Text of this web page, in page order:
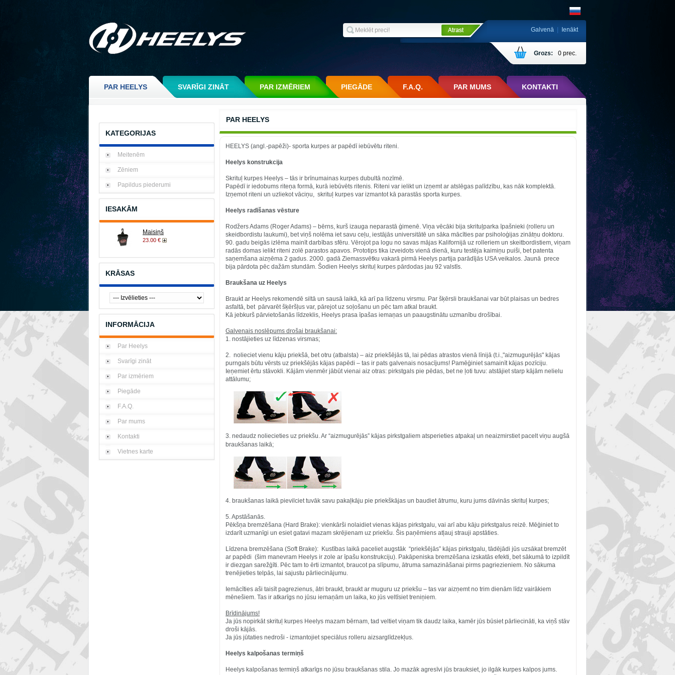
Galvenā Ienākt
Grozs: 0 prec.
PAR HEELYS SVARĪGI ZINĀT PAR IZMĒRIEM PIEGĀDE F.A.Q. PAR MUMS KONTAKTI
KATEGORIJAS
Meitenēm
Zēniem
Papildus piederumi
IESAKĀM
Maisiņš
23.00 €
KRĀSAS
INFORMĀCIJA
Par Heelys
Svarīgi zināt
Par izmēriem
Piegāde
F.A.Q.
Par mums
Kontakti
Vietnes karte
PAR HEELYS
HEELYS (angl.-papēži)- sporta kurpes ar papēdī iebūvētu riteni.
Heelys konstrukcija
Skrituļ kurpes Heelys – tās ir brīnumainas kurpes dubultā nozīmē.
Papēdī ir iedobums riteņa formā, kurā iebūvēts ritenis. Riteni var ielikt un izņemt ar atslēgas palīdzību, kas nāk komplektā.
Izņemot riteni un uzliekot vāciņu, skrituļ kurpes var izmantot kā parastās sporta kurpes.
Heelys radīšanas vēsture
Rodžers Adams (Roger Adams) – bērns, kurš izauga neparastā ģimenē. Viņa vēcāki bija skrituļparka īpašnieki (rolleru un
skeidbordistu laukumi), bet viņš nolēma iet savu ceļu, iestājās universitātē un sāka mācīties par psiholoģijas zinātņu doktoru.
90. gadu beigās izlēma mainīt darbības sfēru. Vērojot pa logu no savas mājas Kalifornijā uz rolleriem un skeitbordistiem, viņam
radās domas ielikt riteni zolē parastos apavos. Prototips tika izveidots vienā dienā, kuru testēja kaimiņu puiši, bet patenta
saņemšana aizņēma 2 gadus. 2000. gadā Ziemassvētku vakarā pirmā Heelys partija parādījās USA veikalos. Jaunā prece
bija pārdota pēc dažām stundām. Šodien Heelys skrituļ kurpes pārdodas jau 92 valstīs.
Braukšana uz Heelys
Braukt ar Heelys rekomendē siltā un sausā laikā, kā arī pa līdzenu virsmu. Par šķērsli braukšanai var būt plaisas un bedres
asfaltā, bet pārvarēt šķēršļus var, pārejot uz soļošanu un pēc tam atkal braukt.
Kā jebkurš pārvietošanās līdzeklis, Heelys prasa īpašas iemaņas un paaugstinātu uzmanību drošībai.
Galvenais noslēpums drošai braukšanai:
1. nostājieties uz līdzenas virsmas;
2. nolieciet vienu kāju priekšā, bet otru (atbalsta) – aiz priekšējās tā, lai pēdas atrastos vienā līnijā (t.i.,"aizmugurējās" kājas
purngals būtu vērsts uz priekšējās kājas papēdi – tas ir pats galvenais nosacījums! Pamēģiniet samainīt kājas pozīciju.
Ieņemiet ērtu stāvokli. Kājām vienmēr jābūt vienai aiz otras: pirkstgals pie pēdas, bet ne ļoti tuvu: atstājiet starp kājām nelielu
attālumu;
3. nedaudz noliecieties uz priekšu. Ar “aizmugurējās” kājas pirkstgaliem atsperieties atpakaļ un neaizmirstiet pacelt viņu augšā
braukšanas laikā;
4. braukšanas laikā pievilciet tuvāk savu pakaļkāju pie priekškājas un baudiet ātrumu, kuru jums dāvinās skrituļ kurpes;
5. Apstāšanās.
Pēkšņa bremzēšana (Hard Brake): vienkārši nolaidiet vienas kājas pirkstgalu, vai arī abu kāju pirkstgalus reizē. Mēģiniet to
izdarīt uzmanīgi un esiet gatavi mazam skrējienam uz priekšu. Šis paņēmiens atļauj strauji apstāties.
Līdzena bremzēšana (Soft Brake): Kustības laikā paceliet augstāk “priekšējās” kājas pirkstgalu, tādējādi jūs uzsākat bremzēt
ar papēdi (šim manevram Heelys ir zole ar īpašu konstrukciju). Pakāpeniska bremzēšana izskatās efekti, bet sākumā to izpildīt
ir diezgan sarežģīti. Pēc tam to ērti izmantot, braucot pa slīpumu, ātruma samazināšanai pirms pagriezieniem. No sākuma
trenējieties telpās, lai sajustu pārliecinājumu.
Iemācīties aši taisīt pagrezienus, ātri braukt, braukt ar muguru uz priekšu – tas var aizņemt no trim dienām līdz vairākiem
mēnešiem. Tas ir atkarīgs no jūsu iemaņām un laika, ko jūs veltīsiet treniņiem.
Brīdinājums!
Ja jūs nopirkāt skrituļ kurpes Heelys mazam bērnam, tad veltiet viņam tik daudz laika, kamēr jūs būsiet pārliecināti, ka viņš stāv
droši kājās.
Ja jūs jūtaties nedroši - izmantojiet speciālus rolleru aizsarglīdzekļus.
Heelys kalpošanas termiņš
Heelys kalpošanas termiņš atkarīgs no jūsu braukšanas stila. Jo mazāk agresīvi jūs brauksiet, jo ilgāk kurpes kalpos jums.